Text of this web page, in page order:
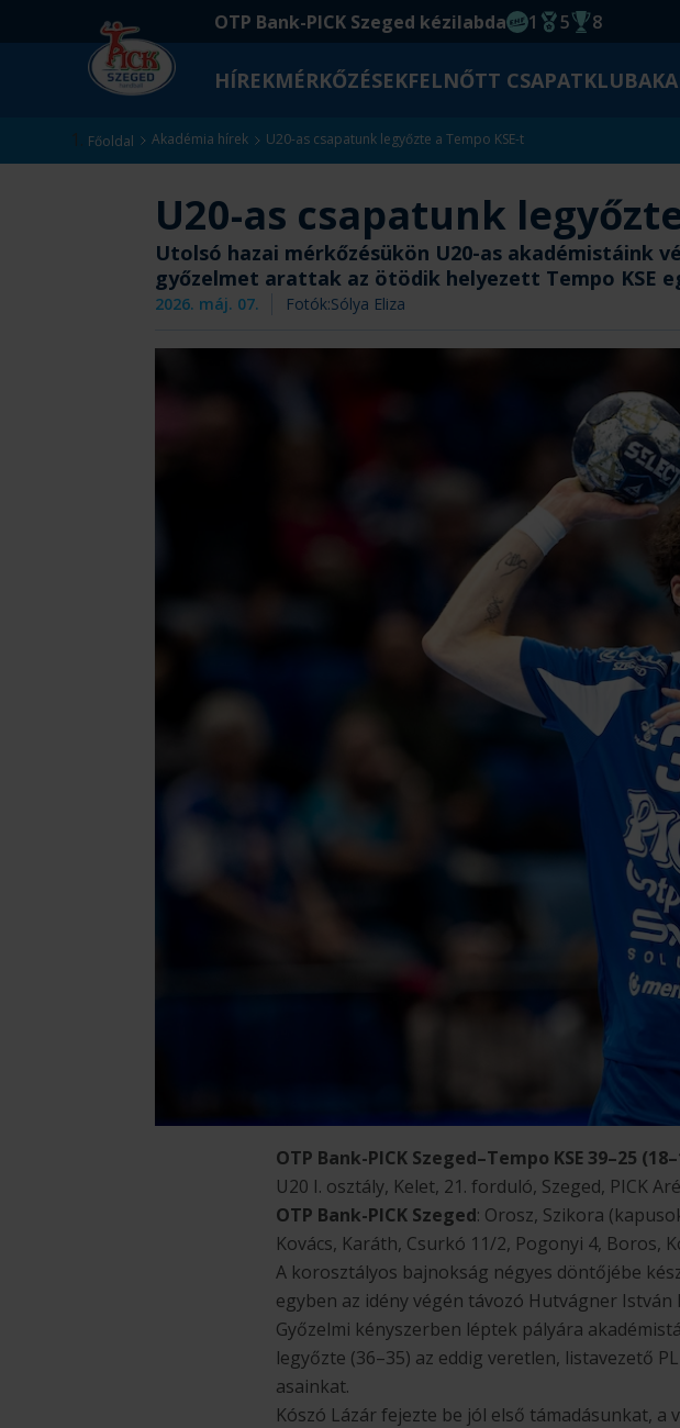
OTP Bank-PICK Szeged kézilabda
EHF kupagyőzelem
1
Magyar Bajnoki
5
Magyar-
8
HÍREKMÉRKŐZÉSEKFELNŐTT CSAPATKLUB
Főoldal Akadémia hírek U20-as csapatunk legyőzte a Tempo KSE-t
U20-as csapatunk
Utolsó hazai mérkőzésükön U20-as akadémistáink
győzelmet arattak az ötödik helyezett Tempo KSE
2026. máj. 07. Fotók:Sólya Eliza
OTP Bank-PICK Szeged–Tempo KSE 39–25
U20 I. osztály, Kelet, 21. forduló, Szeged, PICK
OTP Bank-PICK Szeged: Orosz, Szikora
Kovács, Karáth, Csurkó 11/2, Pogonyi 4, Boros,
A korosztályos bajnokság négyes döntőjébe
egyben az idény végén távozó Hutvágner István
Győzelmi kényszerben léptek pályára
legyőzte (36–35) az eddig veretlen, listavezető
asainkat.
Kószó Lázár fejezte be jól első támadásunkat,